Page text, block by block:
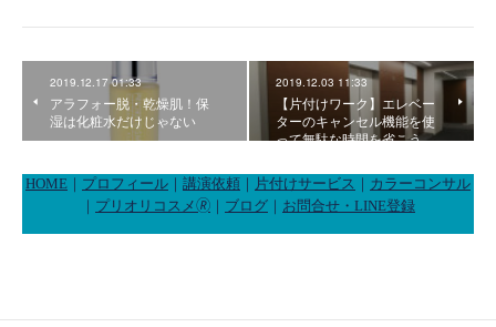
2019.12.17 01:33
アラフォー脱・乾燥肌！保
湿は化粧水だけじゃない
2019.12.03 11:33
【片付けワーク】エレベー
ターのキャンセル機能を使
って無駄な時間を省こう